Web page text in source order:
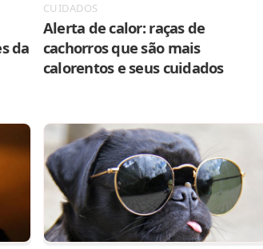
da
CUIDADOS
Alerta de calor: raças de
cachorros que são mais
calorentos e seus cuidados